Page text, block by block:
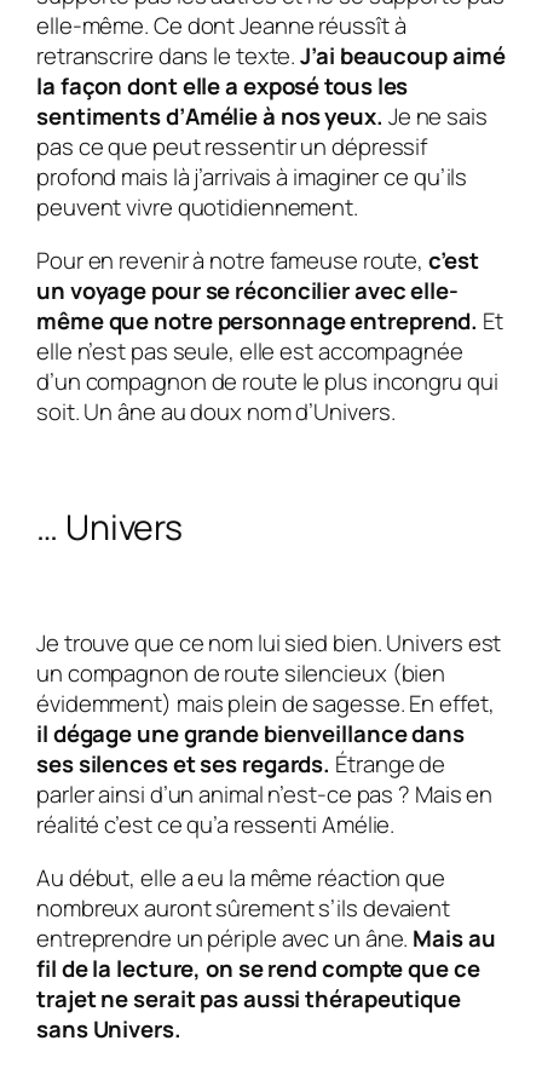
elle-même. Ce dont Jeanne réussît à
retranscrire dans le texte.J’ai beaucoup aimé
la façon dont elle a exposé tous les
sentiments d’Amélieà nos yeux. Je ne sais
pas ce que peut ressentir un dépressif
profond mais là j’arrivais à imaginer ce qu’ils
peuvent vivre quotidiennement.
Pour en revenir à notre fameuse route, c’est
un voyage pour se réconcilier avec elle-
même que notre personnage entreprend. Et
elle n’est pas seule, elle est accompagnée
d’un compagnon de route le plus incongru qui
soit. Un âne au doux nom d’Univers.
… Univers
Je trouve que ce nom lui sied bien.Universest
un compagnon de route silencieux (bien
évidemment) mais plein de sagesse. En effet,
il dégage une grande bienveillance dans
ses silences et ses regards. Étrange de
parler ainsi d’un animal n’est-ce pas ? Mais en
réalité c’est ce qu’a ressentiAmélie.
Au début, elle a eu la même réaction que
nombreux auront sûrement s’ils devaient
entreprendre un périple avec un âne. Mais au
fil de la lecture, on se rend compte que ce
trajet ne serait pas aussi thérapeutique
sansUnivers.